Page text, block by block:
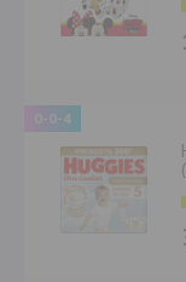
0-0-4